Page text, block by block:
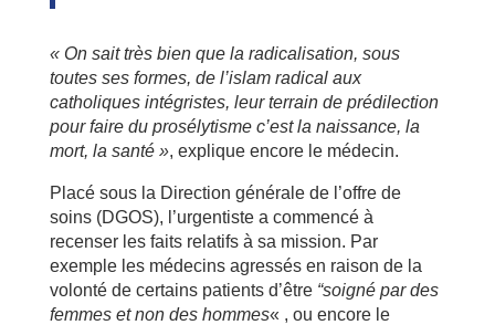
« On sait très bien que la radicalisation, sous
toutes ses formes, de l’islam radical aux
catholiques intégristes, leur terrain de prédilection
pour faire du prosélytisme c’est la naissance, la
mort, la santé », explique encore le médecin.
Placé sous la Direction générale de l’offre de
soins (DGOS), l’urgentiste a commencé à
recenser les faits relatifs à sa mission. Par
exemple les médecins agressés en raison de la
volonté de certains patients d’être “soigné par des
femmes et non des hommes« , ou encore le